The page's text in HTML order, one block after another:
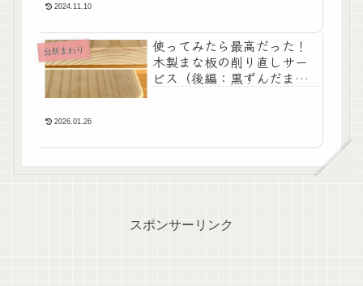
2024.11.10
台所まわり
使ってみたら最高だった！
木製まな板の削り直しサー
ビス（後編：黒ずんだまな
2026.01.26
スポンサーリンク